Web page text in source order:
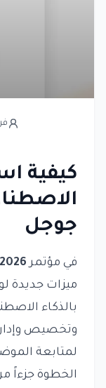
كيفية
جوجل
في مؤتمر
ميزات جديدة
بالذكاء
وتخصيص
لمتابعة
الخطوة جزءاً